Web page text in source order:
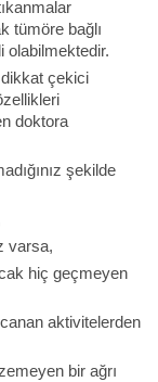
tümöre bağlı
olabilmektedir.
dikkat çekici
doktora
şekilde
varsa,
hiç geçmeyen
aktivitelerden
bir ağrı